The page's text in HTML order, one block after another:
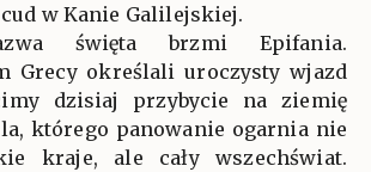
w Kanie Galilejskiej.
święta brzmi Epifania.
Grecy określali uroczysty wjazd
dzisiaj przybycie na ziemię
którego panowanie ogarnia nie
kraje, ale cały wszechświat.